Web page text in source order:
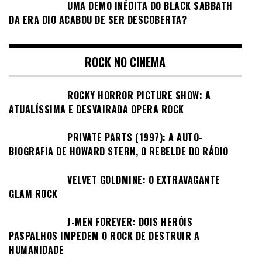
UMA DEMO INÉDITA DO BLACK SABBATH
DA ERA DIO ACABOU DE SER DESCOBERTA?
ROCK NO CINEMA
ROCKY HORROR PICTURE SHOW: A
ATUALÍSSIMA E DESVAIRADA OPERA ROCK
PRIVATE PARTS (1997): A AUTO-
BIOGRAFIA DE HOWARD STERN, O REBELDE DO RÁDIO
VELVET GOLDMINE: O EXTRAVAGANTE
GLAM ROCK
J-MEN FOREVER: DOIS HERÓIS
PASPALHOS IMPEDEM O ROCK DE DESTRUIR A
HUMANIDADE